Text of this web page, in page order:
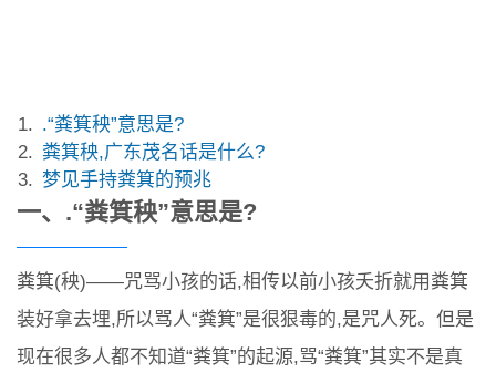
.“粪箕秧”意思是?
粪箕秧,广东茂名话是什么?
梦见手持粪箕的预兆
一、.“粪箕秧”意思是?
粪箕(秧)——咒骂小孩的话,相传以前小孩夭折就用粪箕
装好拿去埋,所以骂人“粪箕”是很狠毒的,是咒人死。但是
现在很多人都不知道“粪箕”的起源,骂“粪箕”其实不是真